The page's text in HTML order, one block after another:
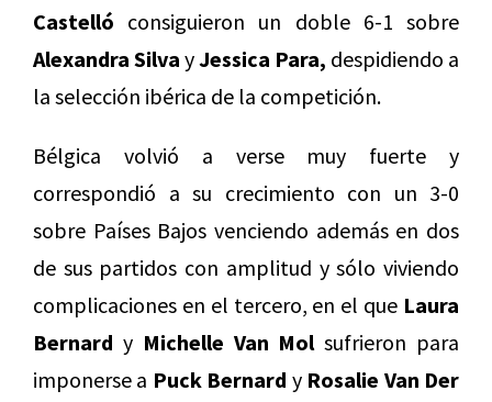
Castelló consiguieron un doble 6-1 sobre
Alexandra Silva yJessica Para, despidiendo a
la selección ibérica de la competición.
Bélgica volvió a verse muy fuerte y
correspondió a su crecimiento con un 3-0
sobre Países Bajos venciendo además en dos
de sus partidos con amplitud y sólo viviendo
complicaciones en el tercero, en el que Laura
Bernard y Michelle Van Molsufrieron para
imponerse a Puck Bernard y Rosalie Van Der